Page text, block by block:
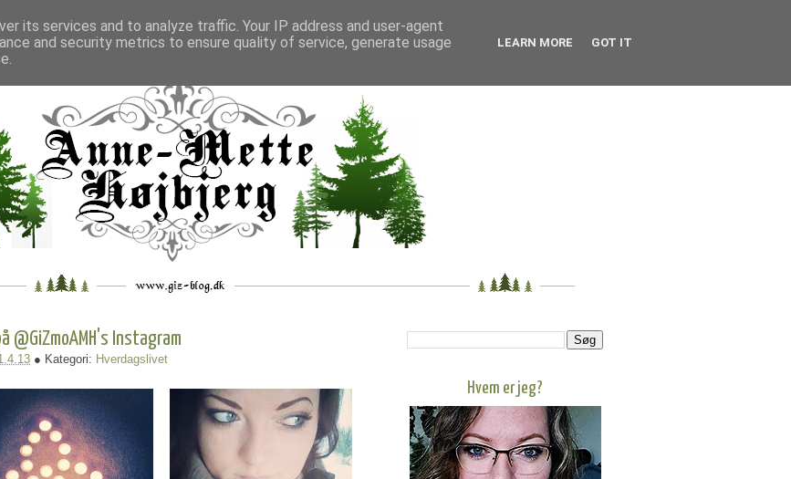
___ _. __ __ _ ___
@GiZmoAMH's Instagram
● Kategori: Hverdagslivet
Hvem er jeg?
its services and to analyze traffic. Your IP address and user-agent
and security metrics to ensure quality of service, generate usage
LEARN MORE GOT IT